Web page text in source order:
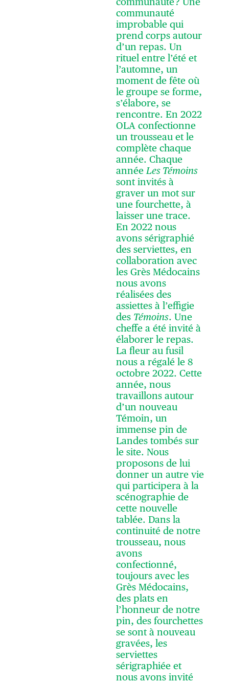
communauté
improbable qui
prend corps autour
d’un repas. Un
rituel entre l’été et
l’automne, un
moment de fête où
le groupe se forme,
s’élabore, se
rencontre. En 2022
OLA confectionne
un trousseau et le
complète chaque
année. Chaque
année Les Témoins
sont invités à
graver un mot sur
une fourchette, à
laisser une trace.
En 2022 nous
avons sérigraphié
des serviettes, en
collaboration avec
les Grès Médocains
nous avons
réalisées des
assiettes à l’effigie
des Témoins. Une
cheffe a été invité à
élaborer le repas.
La fleur au fusil
nous a régalé le 8
octobre 2022. Cette
année, nous
travaillons autour
d’un nouveau
Témoin, un
immense pin de
Landes tombés sur
le site. Nous
proposons de lui
donner un autre vie
qui participera à la
scénographie de
cette nouvelle
tablée. Dans la
continuité de notre
trousseau, nous
avons
confectionné,
toujours avec les
Grès Médocains,
des plats en
l’honneur de notre
pin, des fourchettes
se sont à nouveau
gravées, les
serviettes
sérigraphiée et
nous avons invité